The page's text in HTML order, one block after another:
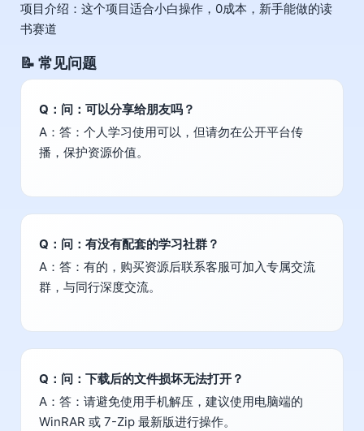
项目介绍：这个项目适合小白操作，0成本，新手能做的读
书赛道
📝 常见问题
Q：问：可以分享给朋友吗？
A：答：个人学习使用可以，但请勿在公开平台传
播，保护资源价值。
Q：问：有没有配套的学习社群？
A：答：有的，购买资源后联系客服可加入专属交流
群，与同行深度交流。
Q：问：下载后的文件损坏无法打开？
A：答：请避免使用手机解压，建议使用电脑端的
WinRAR 或 7-Zip 最新版进行操作。